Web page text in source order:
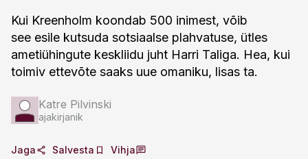
Kui Kreenholm koondab 500 inimest, võib
see esile kutsuda sotsiaalse plahvatuse, ütles
ametiühingute keskliidu juht Harri Taliga. Hea, kui
toimiv ettevõte saaks uue omaniku, lisas ta.
Katre Pilvinski
ajakirjanik
Jaga Salvesta Vihja